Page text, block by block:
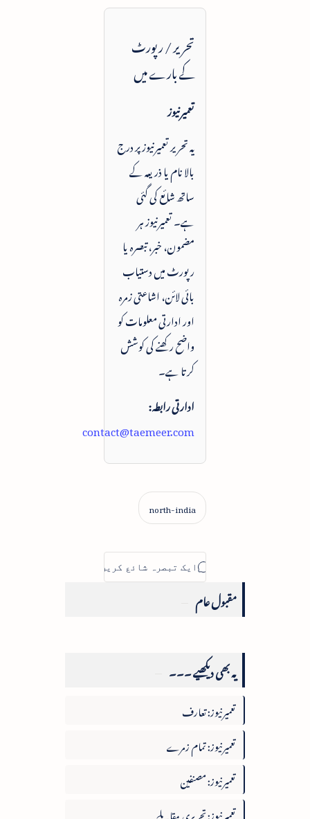
تحریر / رپورٹ
کے بارے میں
تعمیرنیوز
یہ تحریر تعمیرنیوز پر درج
بالا نام یا ذریعہ کے
ساتھ شائع کی گئی
ہے۔ تعمیرنیوز ہر
مضمون، خبر، تبصرہ یا
رپورٹ میں دستیاب
بائی لائن، اشاعتی زمرہ
اور ادارتی معلومات کو
واضح رکھنے کی کوشش
کرتا ہے۔
ادارتی رابطہ:
contact@taemeer.com
مقبول عام
یہ بھی دیکھیے ۔۔۔
تعمیرنیوز: تعارف
تعمیرنیوز: تمام زمرے
تعمیرنیوز: مصنفین
تعمیرنیوز: تحریری مقابلے